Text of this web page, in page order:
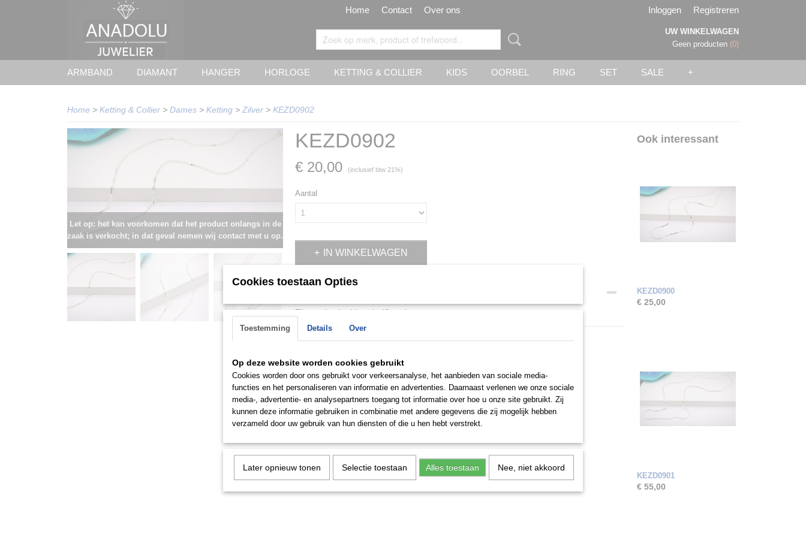
Home Contact Over ons Inloggen Registreren
UW WINKELWAGEN
Geen producten (0)
ARMBAND DIAMANT HANGER HORLOGE KETTING & COLLIER KIDS OORBEL RING SET SALE +
Home > Ketting & Collier > Dames > Ketting > Zilver > KEZD0902
Let op: het kan voorkomen dat het product onlangs in de
zaak is verkocht; in dat geval nemen wij contact met u op.
KEZD0902
€ 20,00 (inclusief btw 21%)
Aantal
IN WINKELWAGEN
Omschrijving
Zilveren ketting Venezia 42 cm lang
Ook interessant
KEZD0900
€ 25,00
KEZD0901
€ 55,00
Cookies toestaan Opties
Toestemming Details Over
Op deze website worden cookies gebruikt
Cookies worden door ons gebruikt voor verkeersanalyse, het aanbieden van sociale media-
functies en het personaliseren van informatie en advertenties. Daarnaast verlenen we onze sociale
media-, advertentie- en analysepartners toegang tot informatie over hoe u onze site gebruikt. Zij
kunnen deze informatie gebruiken in combinatie met andere gegevens die zij mogelijk hebben
verzameld door uw gebruik van hun diensten of die u hen hebt verstrekt.
Later opnieuw tonen Selectie toestaan Alles toestaan Nee, niet akkoord